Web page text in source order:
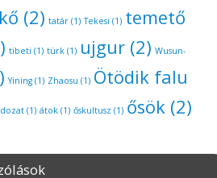
(2) tatár(1) Tekesi (1) temető
tibeti (1) türk(1) ujgur(2) Wusun-
Yining(1) Zhaosu (1) Ötödik falu
(1) átok(1) őskultusz (1) ősök(2)